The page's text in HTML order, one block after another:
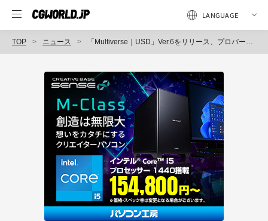
TOP ニュース 「Multiverse｜USD」Ver.6をリリース、プロバージョンに加え新たに無償バージョンも提供開始（J CUBE）